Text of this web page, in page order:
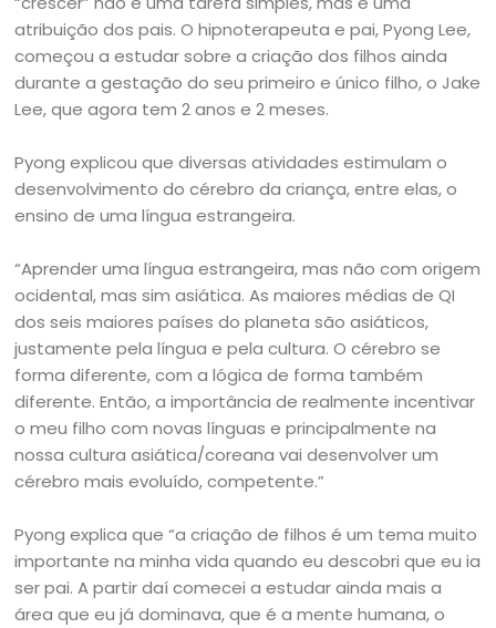
atribuição dos pais. O hipnoterapeuta e pai, Pyong Lee,
começou a estudar sobre a criação dos filhos ainda
durante a gestação do seu primeiro e único filho, o Jake
Lee, que agora tem 2 anos e 2 meses.
Pyong explicou que diversas atividades estimulam o
desenvolvimento do cérebro da criança, entre elas, o
ensino de uma língua estrangeira.
“Aprender uma língua estrangeira, mas não com origem
ocidental, mas sim asiática. As maiores médias de QI
dos seis maiores países do planeta são asiáticos,
justamente pela língua e pela cultura. O cérebro se
forma diferente, com a lógica de forma também
diferente. Então, a importância de realmente incentivar
o meu filho com novas línguas e principalmente na
nossa cultura asiática/coreana vai desenvolver um
cérebro mais evoluído, competente.”
Pyong explica que “a criação de filhos é um tema muito
importante na minha vida quando eu descobri que eu ia
ser pai. A partir daí comecei a estudar ainda mais a
área que eu já dominava, que é a mente humana, o